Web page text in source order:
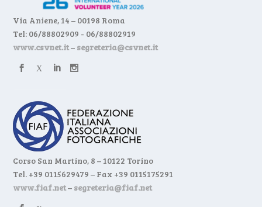
Via Aniene, 14 – 00198 Roma
Tel: 06/88802909 - 06/88802919
www.csvnet.it– segreteria@csvnet.it
Corso San Martino, 8 – 10122 Torino
Tel. +39 0115629479 – Fax +39 0115175291
www.fiaf.net– segreteria@fiaf.net